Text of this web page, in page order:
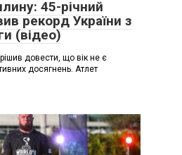
45-річний
рекорд України з
(відео)
довести, що вік не є
досягнень. Атлет